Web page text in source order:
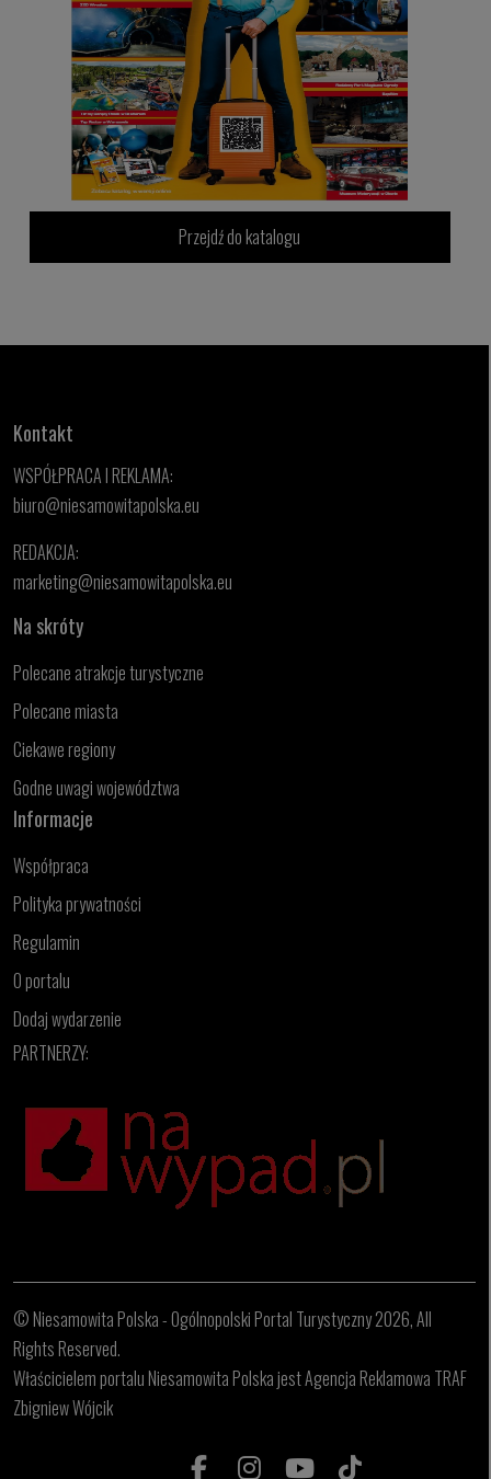
Przejdź do katalogu
Kontakt
WSPÓŁPRACA I REKLAMA:
biuro@niesamowitapolska.eu
REDAKCJA:
marketing@niesamowitapolska.eu
Na skróty
Polecane atrakcje turystyczne
Polecane miasta
Ciekawe regiony
Godne uwagi województwa
Informacje
Współpraca
Polityka prywatności
Regulamin
O portalu
Dodaj wydarzenie
PARTNERZY:
© Niesamowita Polska - Ogólnopolski Portal Turystyczny 2026, All
Rights Reserved.
Właścicielem portalu Niesamowita Polska jest Agencja Reklamowa TRAF
Zbigniew Wójcik